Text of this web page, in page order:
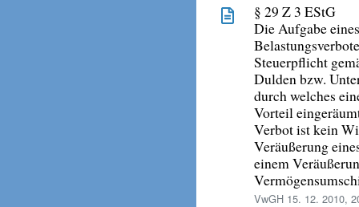
§ 29 Z 3 EStG
Die Aufgabe
Steuerpflicht
Dulden bzw.
durch welches
Vorteil
Verbot ist kein
Veräußerung
einem
VwGH 15. 12. 2010,